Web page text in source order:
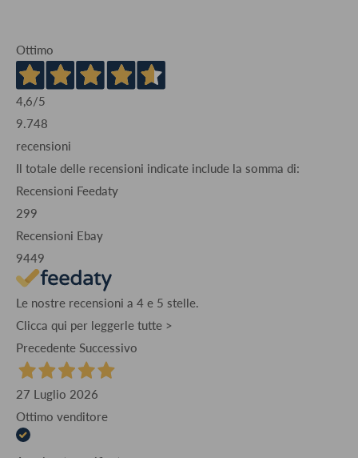
Ottimo
4,6/5
9.748
recensioni
Il totale delle recensioni indicate include la somma di:
Recensioni Feedaty
299
Recensioni Ebay
9449
Le nostre recensioni a 4 e 5 stelle.
Clicca qui per leggerle tutte >
Precedente Successivo
27 Luglio 2026
Ottimo venditore